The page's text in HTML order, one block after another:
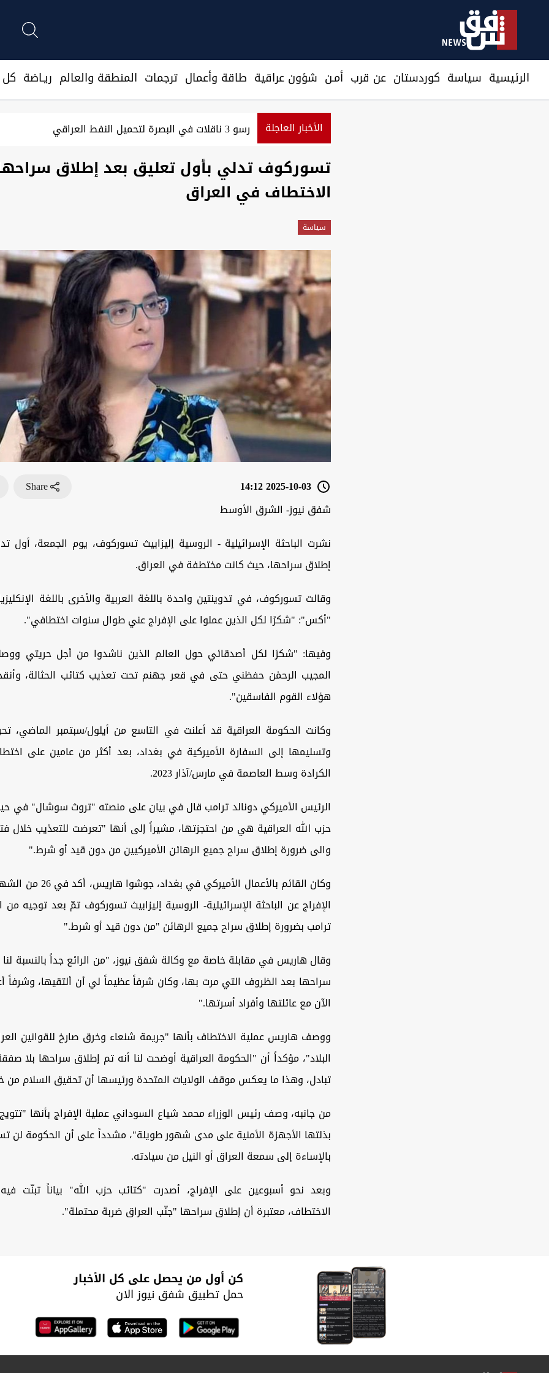
الرئيسية سیاسة كوردستان عن قرب أمـن شؤون عراقية طاقة وأعمال ترجمات المنطقة والعالم ريـاضة كل
الأخبار العاجلة رسو 3 ناقلات في البصرة لتحميل النفط العراقي
تسوركوف تدلي بأول تعليق بعد إطلاق
الاختطاف في العراق
سیاسة
2025-10-03 14:12
Share
شفق نيوز- الشرق الأوسط
نشرت الباحثة الإسرائيلية - الروسية إليزابيث تسوركوف، يوم الجمعة، أول
إطلاق سراحها، حيث كانت مختطفة في العراق.
وقالت تسوركوف، في تدوينتين واحدة باللغة العربية والأخرى باللغة
"أكس": "شكرًا لكل الذين عملوا على الإفراج عني طوال سنوات اختطافي".
وفيها: "شكرًا لكل أصدقائي حول العالم الذين ناشدوا من أجل حريتي
المجيب الرحمٰن حفظني حتى في قعر جهنم تحت تعذيب كتائب الحثالة،
هؤلاء القوم الفاسقين".
وكانت الحكومة العراقية قد أعلنت في التاسع من أيلول/سبتمبر الماضي،
وتسليمها إلى السفارة الأميركية في بغداد، بعد أكثر من عامين على
الكرادة وسط العاصمة في مارس/آذار 2023
.
الرئيس الأميركي دونالد ترامب قال في بيان على منصته "تروث سوشال" في
حزب الله العراقية هي من احتجزتها، مشيراً إلى أنها "تعرضت للتعذيب خلال
والى ضرورة إطلاق سراح جميع الرهائن الأميركيين من دون قيد أو شرط".
وكان القائم بالأعمال
الإفراج عن الباحثة الإسرائيلية- الروسية إليزابيث تسوركوف تمّ بعد توجيه من
ترامب بضرورة إطلاق سراح جميع الرهائن "من دون قيد أو شرط".
وقال هاريس في مقابلة خاصة مع وكالة شفق نيوز، "من الرائع جداً بالنسبة
سراحها بعد الظروف التي مرت بها، وكان شرفاً عظيماً لي أن ألتقيها،
الآن مع عائلتها وأفراد أسرتها".
ووصف هاريس عملية الاختطاف بأنها "جريمة شنعاء وخرق صارخ للقوانين
البلاد"، مؤكداً أن "الحكومة العراقية أوضحت لنا أنه تم إطلاق سراحها بلا
تبادل، وهذا ما يعكس موقف الولايات المتحدة ورئيسها أن تحقيق السلام من
من جانبه، وصف رئيس الوزراء محمد شياع السوداني عملية الإفراج بأنها
بذلتها الأجهزة الأمنية على مدى شهور طويلة"، مشدداً على أن الحكومة لن
بالإساءة إلى سمعة العراق أو النيل من سيادته.
وبعد نحو أسبوعين على الإفراج، أصدرت "كتائب حزب الله" بياناً تبنّت
الاختطاف، معتبرة أن إطلاق سراحها "جنّب العراق ضربة محتملة".
كن أول من يحصل على كل الأخبار
حمل تطبيق شفق نيوز الان